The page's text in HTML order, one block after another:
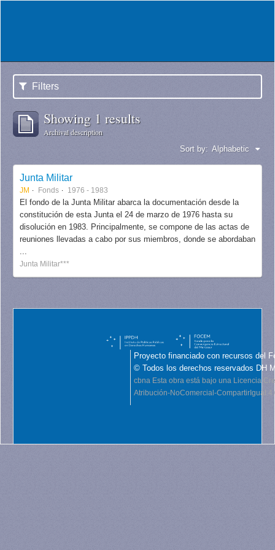
Filters
Showing 1 results
Archival description
Sort by: Alphabetic
Junta Militar
JM Fonds 1976 - 1983
El fondo de la Junta Militar abarca la documentación desde la
constitución de esta Junta el 24 de marzo de 1976 hasta su
disolución en 1983. Principalmente, se compone de las actas de
reuniones llevadas a cabo por sus miembros, donde se abordaban
...
Junta Militar***
Proyecto financiado con recursos del
© Todos los derechos reservados DH
cbna Esta obra está bajo una Licencia
Atribución-NoComercial-CompartirIgual